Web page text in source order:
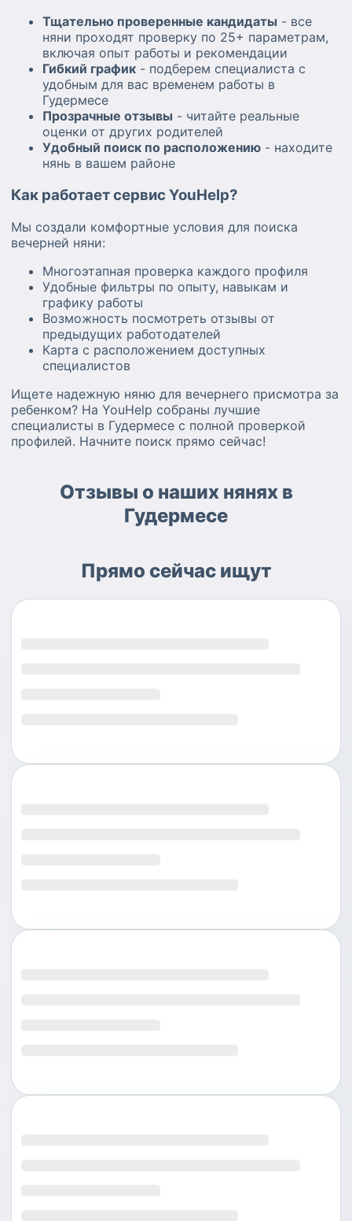
Тщательно проверенные кандидаты - все
няни проходят проверку по 25+ параметрам,
включая опыт работы и рекомендации
Гибкий график - подберем специалиста с
удобным для вас временем работы в
Гудермесе
Прозрачные отзывы - читайте реальные
оценки от других родителей
Удобный поиск по расположению - находите
нянь в вашем районе
Как работает сервис YouHelp?
Мы создали комфортные условия для поиска
вечерней няни:
Многоэтапная проверка каждого профиля
Удобные фильтры по опыту, навыкам и
графику работы
Возможность посмотреть отзывы от
предыдущих работодателей
Карта с расположением доступных
специалистов
Ищете надежную няню для вечернего присмотра за
ребенком? На YouHelp собраны лучшие
специалисты в Гудермесе с полной проверкой
профилей. Начните поиск прямо сейчас!
Отзывы о наших нянях в
Гудермесе
Прямо сейчас ищут